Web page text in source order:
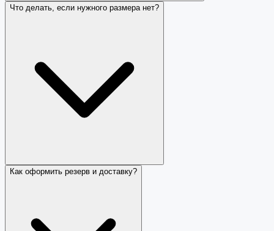
Что делать, если нужного размера нет?
Как оформить резерв и доставку?